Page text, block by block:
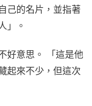
己的名片，並指著
」。
好意思。 「這是他
起來不少，但這次